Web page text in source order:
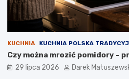
KUCHNIA KUCHNIA POLSKA
Czy można mrozić pomidory –
29 lipca 2026 Darek